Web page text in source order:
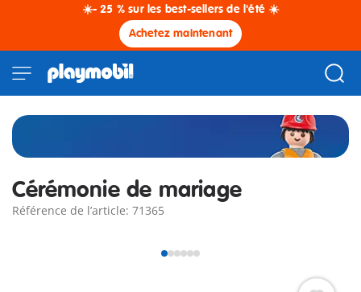
☀️- 25 % sur les best-sellers de l'été ☀️
Achetez maintenant
Cérémonie de mariage
Référence de l’article: 71365